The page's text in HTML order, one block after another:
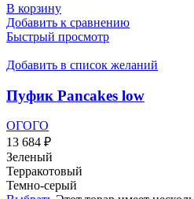
В корзину
Добавить к сравнению
Быстрый просмотр
Добавить в список желаний
Пуфик Pancakes low
ОГОГО
13 684 ₽
Зеленый
Терракотовый
Темно-серый